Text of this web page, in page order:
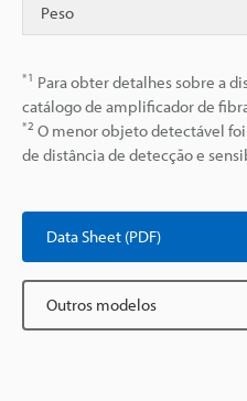
Peso
*1 Para obter detalhes sobre a
catálogo de amplificador de
*2 O menor objeto detectável
de distância de detecção e
Data Sheet (PDF)
Outros modelos